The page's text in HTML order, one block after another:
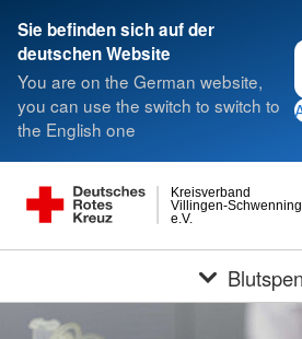
Sie befinden sich auf der
deutschen Website
You are on the German website,
you can use the switch to switch to
the English one
e.V.
Villingen-
Kreisverband